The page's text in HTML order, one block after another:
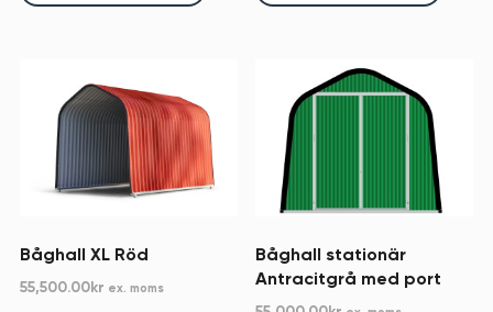
Båghall XL Röd
55,500.00kr ex. moms
Båghall stationär
Antracitgrå med port